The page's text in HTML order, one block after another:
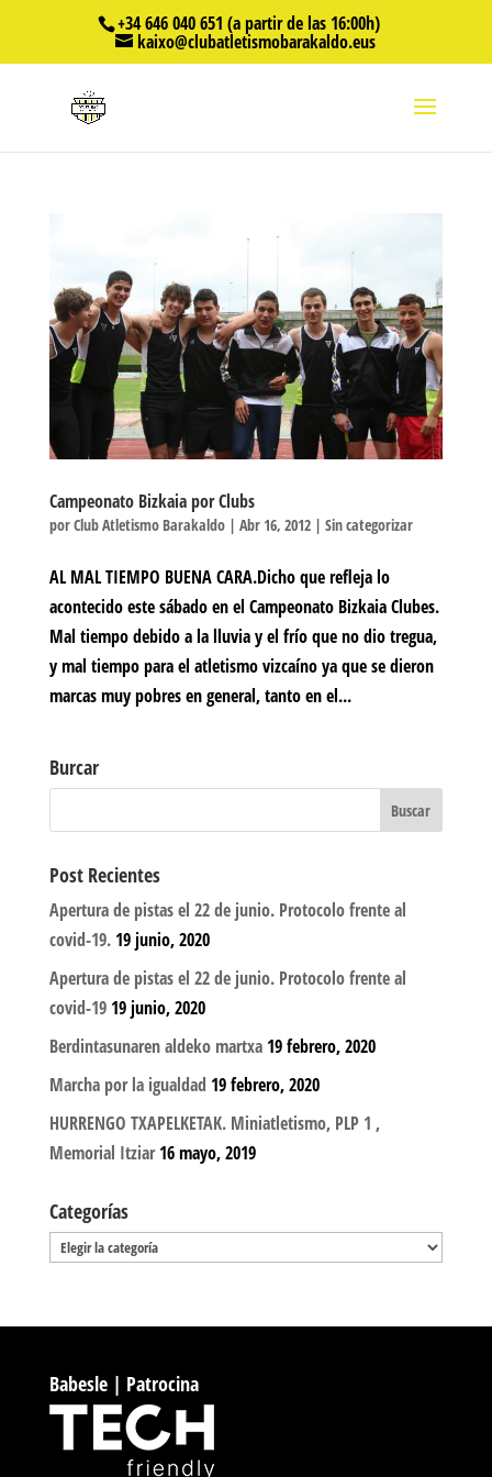
+34 646 040 651 (a partir de las 16:00h)
kaixo@clubatletismobarakaldo.eus
Campeonato Bizkaia por Clubs
porClub Atletismo Barakaldo| Abr 16, 2012| Sin categorizar
AL MAL TIEMPO BUENA CARA.Dicho que refleja lo
acontecido este sábado en el Campeonato Bizkaia Clubes.
Mal tiempo debido a la lluvia y el frío que no dio tregua,
y mal tiempo para el atletismo vizcaíno ya que se dieron
marcas muy pobres en general, tanto en el...
Burcar
Post Recientes
Apertura de pistas el 22 de junio. Protocolo frente al
covid-19. 19 junio, 2020
Apertura de pistas el 22 de junio. Protocolo frente al
covid-19 19 junio, 2020
Berdintasunaren aldeko martxa 19 febrero, 2020
Marcha por la igualdad 19 febrero, 2020
HURRENGO TXAPELKETAK. Miniatletismo, PLP 1 ,
Memorial Itziar 16 mayo, 2019
Categorías
Categorías
Babesle | Patrocina